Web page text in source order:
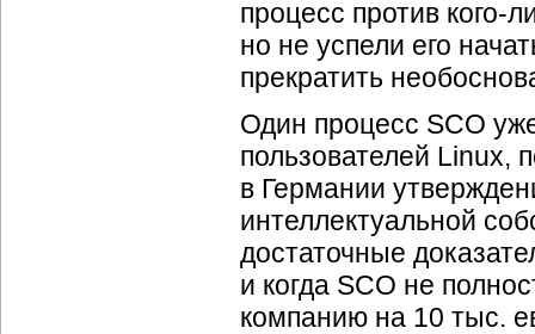
процесс против кого-
но не успели его
прекратить
Один процесс SCO
пользователей Linux,
в Германии
интеллектуальной
достаточные
и когда SCO не
компанию на 10 тыс.